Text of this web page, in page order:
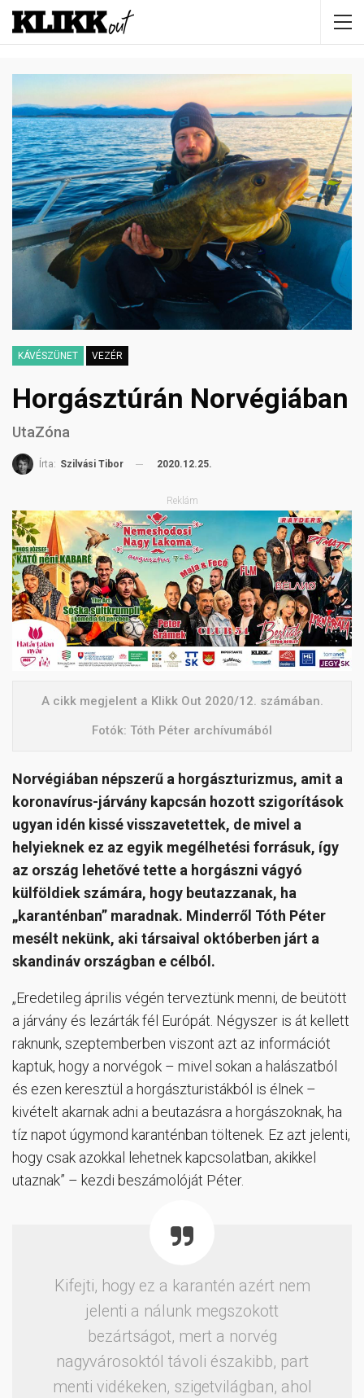
KÁVÉSZÜNET VEZÉR
Horgásztúrán Norvégiában
UtaZóna
Írta: Szilvási Tibor 2020.12.25.
Reklám
A cikk megjelent a Klikk Out 2020/12. számában.
Fotók: Tóth Péter archívumából
Norvégiában népszerű a horgászturizmus, amit a
koronavírus-járvány kapcsán hozott szigorítások
ugyan idén kissé visszavetettek, de mivel a
helyieknek ez az egyik megélhetési forrásuk, így
az ország lehetővé tette a horgászni vágyó
külföldiek számára, hogy beutazzanak, ha
„karanténban” maradnak. Minderről Tóth Péter
mesélt nekünk, aki társaival októberben járt a
skandináv országban e célból.
„Eredetileg április végén terveztünk menni, de beütött
a járvány és lezárták fél Európát. Négyszer is át kellett
raknunk, szeptemberben viszont azt az információt
kaptuk, hogy a norvégok – mivel sokan a halászatból
és ezen keresztül a horgászturistákból is élnek –
kivételt akarnak adni a beutazásra a horgászoknak, ha
tíz napot úgymond karanténban töltenek. Ez azt jelenti,
hogy csak azokkal lehetnek kapcsolatban, akikkel
utaznak” – kezdi beszámolóját Péter.
Kifejti, hogy ez a karantén azért nem
jelenti a nálunk megszokott
bezártságot, mert a norvég
nagyvárosoktól távoli északibb, part
menti vidékeken, szigetvilágban, ahol